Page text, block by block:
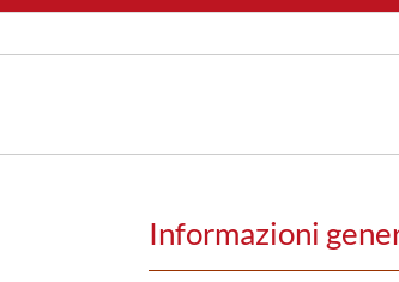
Informazioni